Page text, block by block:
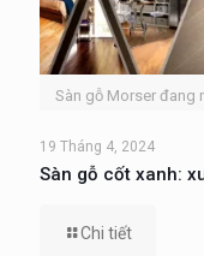
Sàn gỗ Morser đang
19 Tháng 4, 2024
Sàn gỗ cốt xanh:
Chi tiết